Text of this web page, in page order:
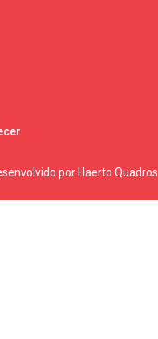
por Haerto Quadros